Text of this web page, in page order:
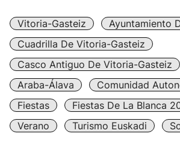
Vitoria-Gasteiz
Ayuntamiento
Cuadrilla De Vitoria-Gasteiz
Casco Antiguo De Vitoria-Gasteiz
Araba-Álava
Comunidad
Fiestas
Fiestas De La Blanca
Verano
Turismo Euskadi